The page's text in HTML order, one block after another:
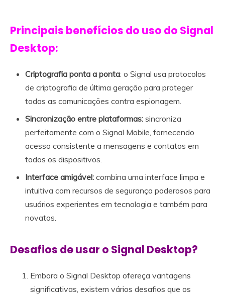
Principais benefícios do uso do Signal
Desktop:
Criptografia ponta a ponta: o Signal usa protocolos
de criptografia de última geração para proteger
todas as comunicações contra espionagem.
Sincronização entre plataformas: sincroniza
perfeitamente com o Signal Mobile, fornecendo
acesso consistente a mensagens e contatos em
todos os dispositivos.
Interface amigável: combina uma interface limpa e
intuitiva com recursos de segurança poderosos para
usuários experientes em tecnologia e também para
novatos.
Desafios de usar o Signal Desktop?
Embora o Signal Desktop ofereça vantagens
significativas, existem vários desafios que os